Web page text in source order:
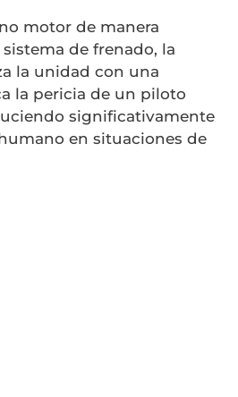
motor de manera
de frenado, la
la unidad con una
la pericia de un piloto
significativamente
en situaciones de